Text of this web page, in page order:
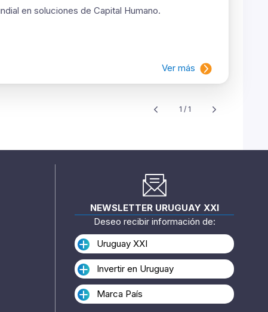
en soluciones de Capital Humano.
Ver más
1 / 1
NEWSLETTER URUGUAY XXI
Deseo recibir información de:
Uruguay XXI
Invertir en Uruguay
Marca País